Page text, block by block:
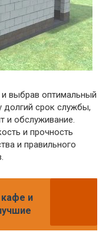
выбрав оптимальный
долгий срок службы,
и обслуживание.
и прочность
и правильного
кафе и